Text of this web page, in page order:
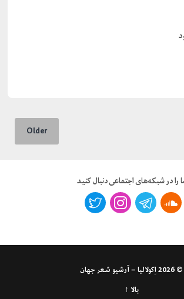
Older
را در شبکه‌های اجتماعی دنبال کنید
© 2026
اِکولالیا – آرشیو شعر جهان
بالا ↑